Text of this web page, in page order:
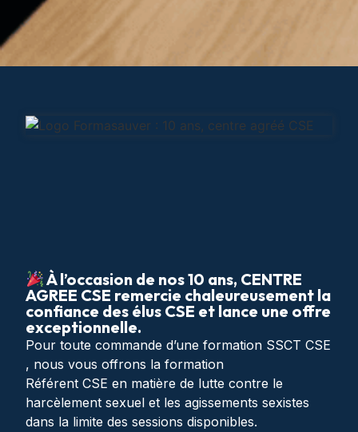
À l’occasion de nos 10 ans, CENTRE
AGREE CSE remercie chaleureusement la
confiance des élus CSE et lance une offre
exceptionnelle.
Pour toute commande d’une formation SSCT CSE
, nous vous offrons la formation
Référent CSE en matière de lutte contre le
harcèlement sexuel et les agissements sexistes
dans la limite des sessions disponibles.